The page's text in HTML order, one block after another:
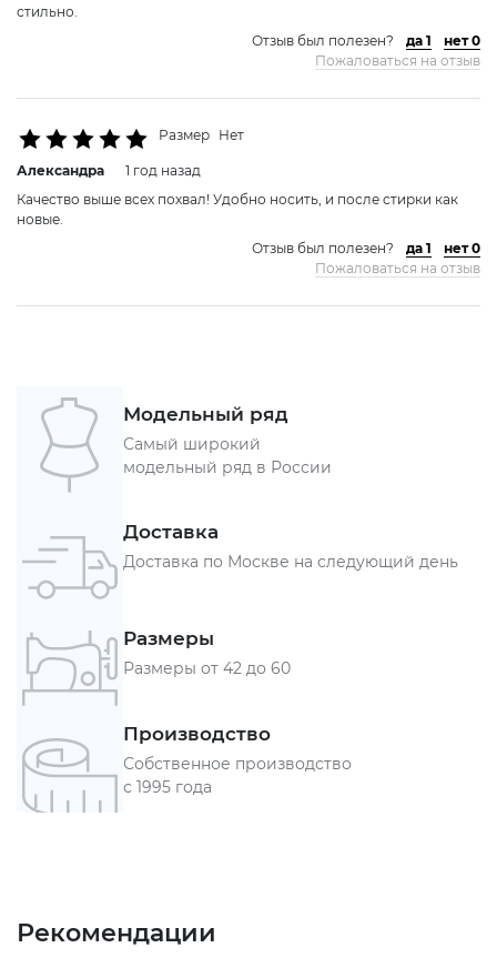
стильно.
Отзыв был полезен?
да 1
нет 0
Пожаловаться на отзыв
Размер Нет
Александра
1 год назад
Качество выше всех похвал! Удобно носить, и после стирки как
новые.
Отзыв был полезен?
да 1
нет 0
Пожаловаться на отзыв
Модельный ряд
Самый широкий
модельный ряд в России
Доставка
Доставка по Москве на следующий день
Размеры
Размеры от 42 до 60
Производство
Собственное производство
с 1995 года
Рекомендации